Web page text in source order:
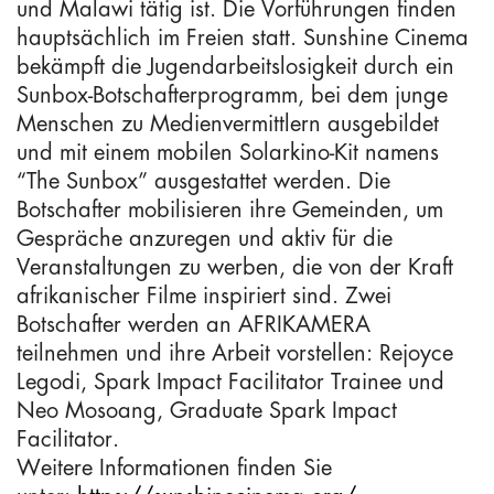
und Malawi tätig ist. Die Vorführungen finden
hauptsächlich im Freien statt. Sunshine Cinema
bekämpft die Jugendarbeitslosigkeit durch ein
Sunbox-Botschafterprogramm, bei dem junge
Menschen zu Medienvermittlern ausgebildet
und mit einem mobilen Solarkino-Kit namens
“The Sunbox” ausgestattet werden. Die
Botschafter mobilisieren ihre Gemeinden, um
Gespräche anzuregen und aktiv für die
Veranstaltungen zu werben, die von der Kraft
afrikanischer Filme inspiriert sind. Zwei
Botschafter werden an AFRIKAMERA
teilnehmen und ihre Arbeit vorstellen: Rejoyce
Legodi, Spark Impact Facilitator Trainee und
Neo Mosoang, Graduate Spark Impact
Facilitator.
Weitere Informationen finden Sie